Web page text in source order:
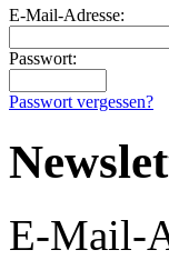
E-Mail-Adresse:
Passwort:
Passwort vergessen?
E-Mail-